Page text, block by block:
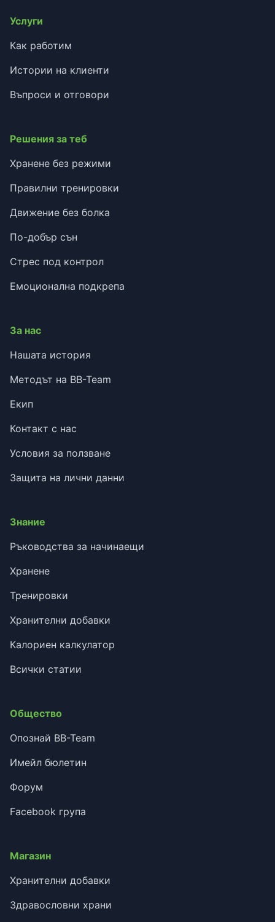
Услуги
Как работим
Истории на клиенти
Въпроси и отговори
Решения за теб
Хранене без режими
Правилни тренировки
Движение без болка
По-добър сън
Стрес под контрол
Емоционална подкрепа
За нас
Нашата история
Методът на BB-Team
Екип
Контакт с нас
Условия за ползване
Защита на лични данни
Знание
Ръководства за начинаещи
Хранене
Тренировки
Хранителни добавки
Калориен калкулатор
Всички статии
Общество
Опознай BB-Team
Имейл бюлетин
Форум
Facebook група
Магазин
Хранителни добавки
Здравословни храни